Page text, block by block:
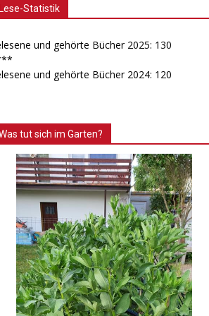
Lese-Statistik
und gehörte Bücher 2025: 130
und gehörte Bücher 2024: 120
tut sich im Garten?